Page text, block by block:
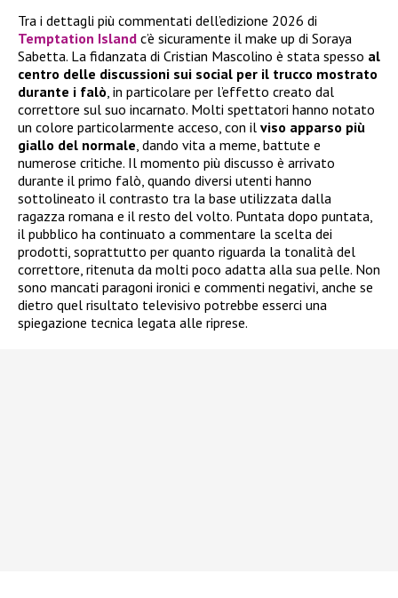
Tra i dettagli più commentati dell’edizione 2026 di
Temptation Island c’è sicuramente il make up di Soraya
Sabetta. La fidanzata di Cristian Mascolino è stata spesso al
centro delle discussioni sui social per il trucco mostrato
durante i falò , in particolare per l’effetto creato dal
correttore sul suo incarnato. Molti spettatori hanno notato
un colore particolarmente acceso, con il viso apparso più
giallo del normale , dando vita a meme, battute e
numerose critiche. Il momento più discusso è arrivato
durante il primo falò, quando diversi utenti hanno
sottolineato il contrasto tra la base utilizzata dalla
ragazza romana e il resto del volto. Puntata dopo puntata,
il pubblico ha continuato a commentare la scelta dei
prodotti, soprattutto per quanto riguarda la tonalità del
correttore, ritenuta da molti poco adatta alla sua pelle. Non
sono mancati paragoni ironici e commenti negativi, anche se
dietro quel risultato televisivo potrebbe esserci una
spiegazione tecnica legata alle riprese.